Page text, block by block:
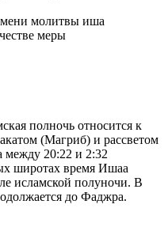
молитвы иша
меры
полночь относится к
(Магриб) и рассветом
20:22 и 2:32
широтах время Ишаа
исламской полуночи. В
до Фаджра.